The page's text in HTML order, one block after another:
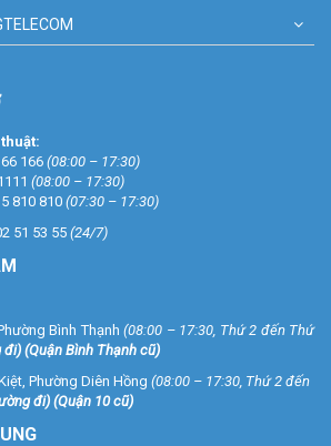
166(08:00 – 17:30)
(08:00 – 17:30)
810 810 (07:30 – 17:30)
51 53 55 (24/7)
Bình Thạnh (08:00 – 17:30, Thứ 2 đến Thứ
đi) (Quận Bình Thạnh cũ)
Phường Diên Hồng (08:00 – 17:30, Thứ 2 đến
đi) (Quận 10 cũ)